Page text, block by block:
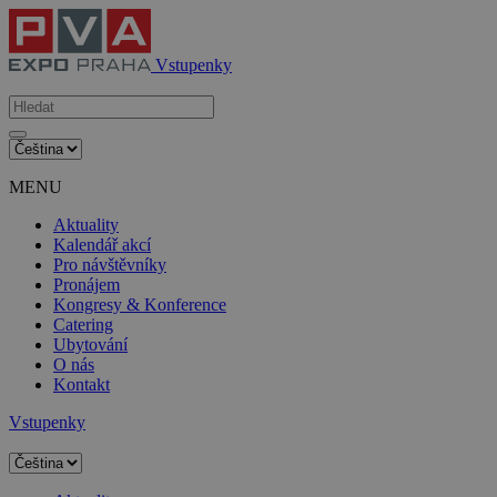
Vstupenky
MENU
Aktuality
Kalendář akcí
Pro návštěvníky
Pronájem
Kongresy & Konference
Catering
Ubytování
O nás
Kontakt
Vstupenky